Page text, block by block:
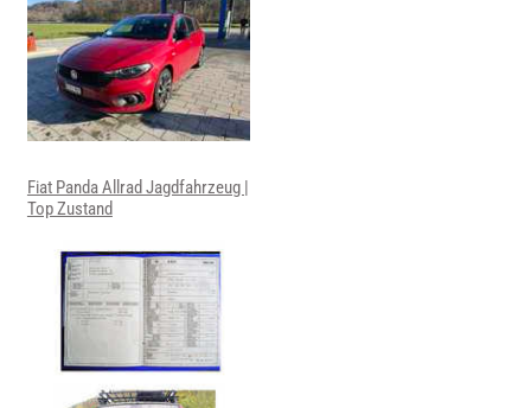
Fiat Panda Allrad Jagdfahrzeug |
Top Zustand